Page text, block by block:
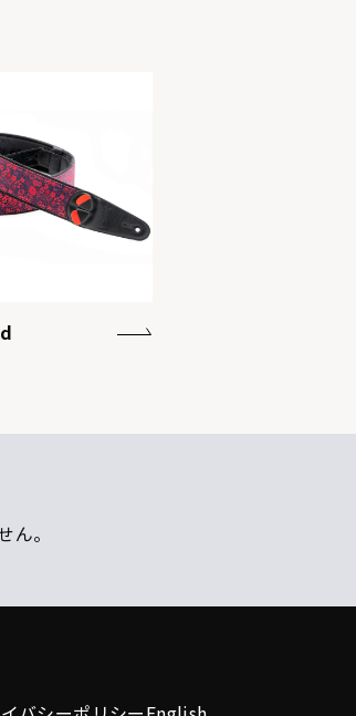
。